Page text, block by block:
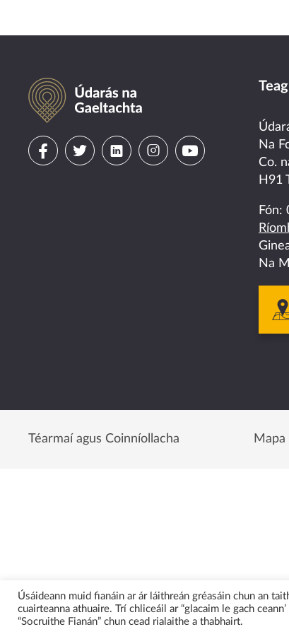
Údarás na Gaeltachta
VisitVisitVisitVisit
instagram
Visit
youtube
Na
Co.
H91
Fón:
Na
Téarmaí agus Coinníollacha Mapa
Úsáideann muid fianáin ar ár láithreán gréasáin chun an
cuairteanna athuaire. Trí chliceáil ar “glacaim le gach
“Socruithe Fianán” chun cead rialaithe a thabhairt.